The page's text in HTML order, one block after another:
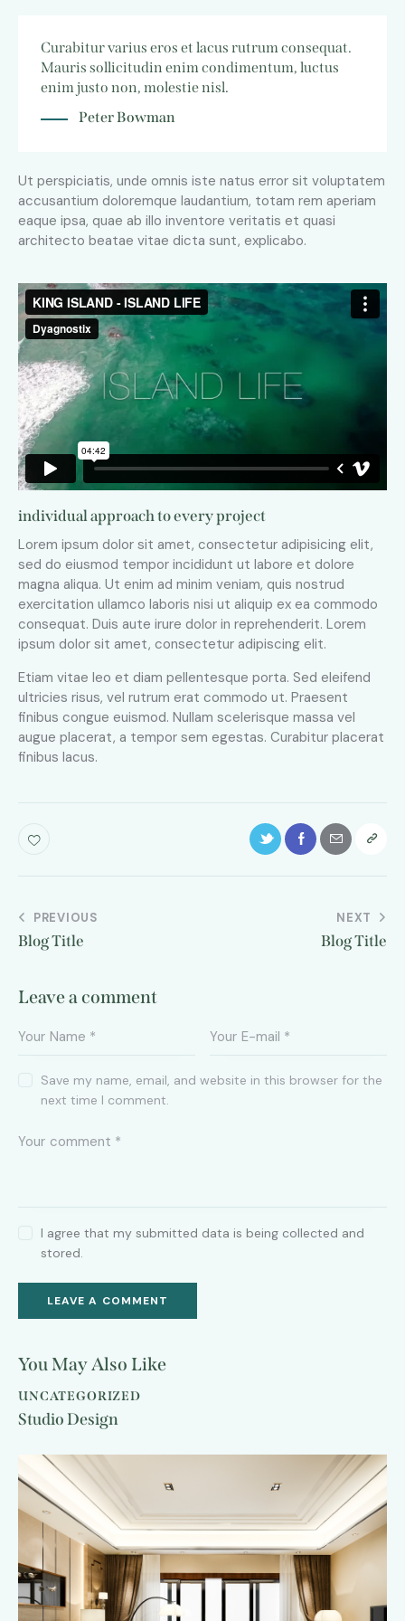
Curabitur varius eros et lacus rutrum consequat.
Mauris sollicitudin enim condimentum, luctus
enim justo non, molestie nisl.
Peter Bowman
Ut perspiciatis, unde omnis iste natus error sit voluptatem
accusantium doloremque laudantium, totam rem aperiam
eaque ipsa, quae ab illo inventore veritatis et quasi
architecto beatae vitae dicta sunt, explicabo.
individual approach to every project
Lorem ipsum dolor sit amet, consectetur adipisicing elit,
sed do eiusmod tempor incididunt ut labore et dolore
magna aliqua. Ut enim ad minim veniam, quis nostrud
exercitation ullamco laboris nisi ut aliquip ex ea commodo
consequat. Duis aute irure dolor in reprehenderit. Lorem
ipsum dolor sit amet, consectetur adipiscing elit.
Etiam vitae leo et diam pellentesque porta. Sed eleifend
ultricies risus, vel rutrum erat commodo ut. Praesent
finibus congue euismod. Nullam scelerisque massa vel
augue placerat, a tempor sem egestas. Curabitur placerat
finibus lacus.
Post
navigation
PREVIOUS
Blog Title
NEXT
Blog Title
Leave a comment
Save my name, email, and website in this browser for the
next time I comment.
I agree that my submitted data is being collected and
stored.
You May Also Like
UNCATEGORIZED
Studio Design